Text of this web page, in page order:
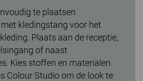
te plaatsen
kledingstang voor het
Plaats aan de receptie,
of naast
Kies stoffen en materialen
Colour Studio om de look te